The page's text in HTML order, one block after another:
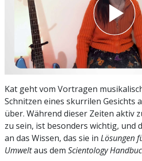
Kat geht vom Vortragen
Schnitzen eines skurrilen Gesichts
über. Während dieser Zeiten aktiv
zu sein, ist besonders wichtig, und
an das Wissen, das sie in Lösungen
Umweltaus dem Scientology